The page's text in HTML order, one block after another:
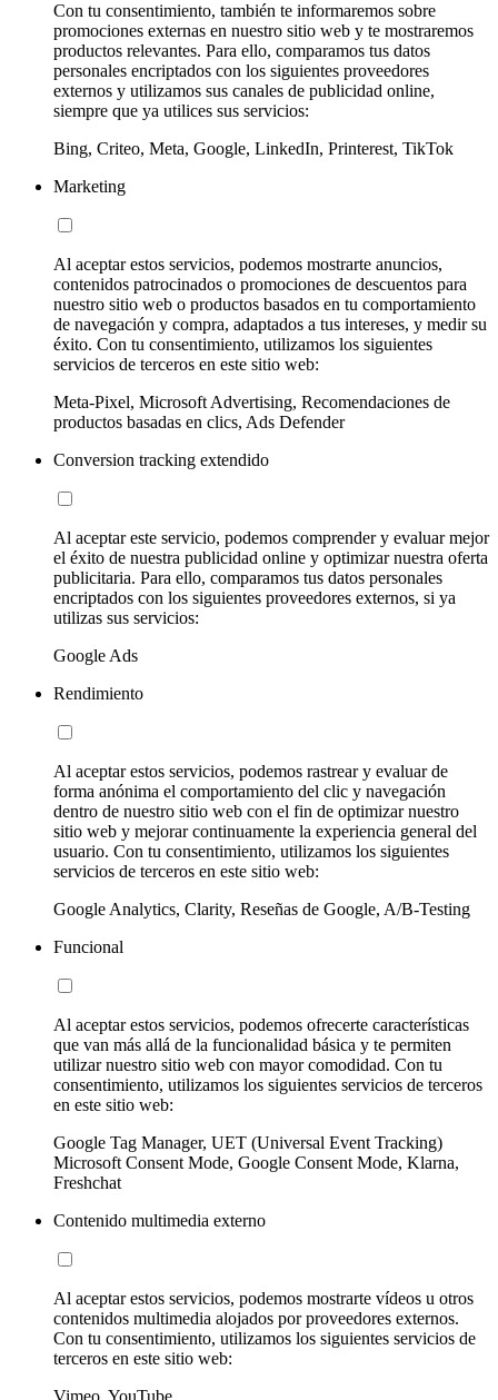
Con tu consentimiento, también te informaremos sobre
promociones externas en nuestro sitio web y te mostraremos
productos relevantes. Para ello, comparamos tus datos
personales encriptados con los siguientes proveedores
externos y utilizamos sus canales de publicidad online,
siempre que ya utilices sus servicios:
Bing, Criteo, Meta, Google, LinkedIn, Printerest, TikTok
Marketing
Al aceptar estos servicios, podemos mostrarte anuncios,
contenidos patrocinados o promociones de descuentos para
nuestro sitio web o productos basados en tu comportamiento
de navegación y compra, adaptados a tus intereses, y medir su
éxito. Con tu consentimiento, utilizamos los siguientes
servicios de terceros en este sitio web:
Meta-Pixel, Microsoft Advertising, Recomendaciones de
productos basadas en clics, Ads Defender
Conversion tracking extendido
Al aceptar este servicio, podemos comprender y evaluar mejor
el éxito de nuestra publicidad online y optimizar nuestra oferta
publicitaria. Para ello, comparamos tus datos personales
encriptados con los siguientes proveedores externos, si ya
utilizas sus servicios:
Google Ads
Rendimiento
Al aceptar estos servicios, podemos rastrear y evaluar de
forma anónima el comportamiento del clic y navegación
dentro de nuestro sitio web con el fin de optimizar nuestro
sitio web y mejorar continuamente la experiencia general del
usuario. Con tu consentimiento, utilizamos los siguientes
servicios de terceros en este sitio web:
Google Analytics, Clarity, Reseñas de Google, A/B-Testing
Funcional
Al aceptar estos servicios, podemos ofrecerte características
que van más allá de la funcionalidad básica y te permiten
utilizar nuestro sitio web con mayor comodidad. Con tu
consentimiento, utilizamos los siguientes servicios de terceros
en este sitio web:
Google Tag Manager, UET (Universal Event Tracking)
Microsoft Consent Mode, Google Consent Mode, Klarna,
Freshchat
Contenido multimedia externo
Al aceptar estos servicios, podemos mostrarte vídeos u otros
contenidos multimedia alojados por proveedores externos.
Con tu consentimiento, utilizamos los siguientes servicios de
terceros en este sitio web: